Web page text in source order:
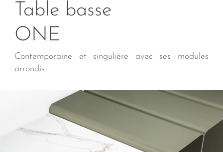
Table basse
ONE
Contemporaine et singulière avec ses modules
arrondis.